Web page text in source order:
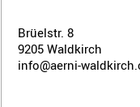
Brüelstr. 8
9205 Waldkirch
info@aerni-